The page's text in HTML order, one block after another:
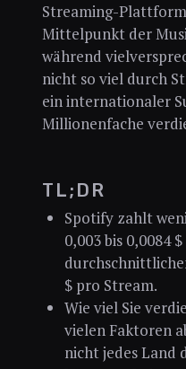
Streaming-
Mittelpunkt der
während
nicht so viel durch
ein internationaler
Millionenfache
TL;DR
Spotify zahlt
0,003 bis 0,0084
$ pro Stream.
Wie viel Sie
vielen Faktoren
nicht jedes Land